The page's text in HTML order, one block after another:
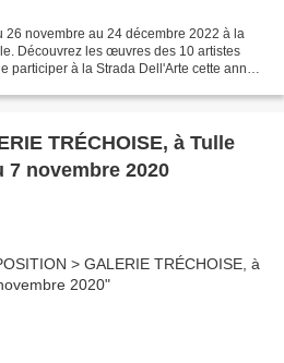
26 novembre au 24 décembre 2022 à la
Découvrez les œuvres des 10 artistes
participer à la Strada Dell'Arte cette année.
TRÉCHOISE, à Tulle
7 novembre 2020